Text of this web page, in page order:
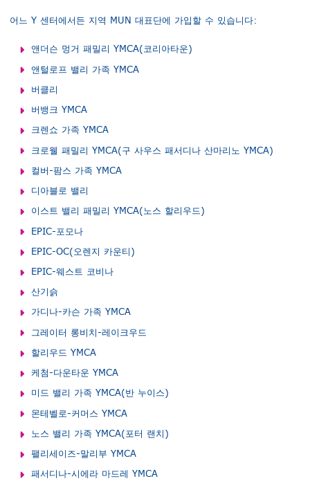
어느 Y 센터에서든 지역 MUN 대표단에 가입할 수 있습니다:
앤더슨 멍거 패밀리 YMCA(코리아타운)
앤털로프 밸리 가족 YMCA
버클리
버뱅크 YMCA
크렌쇼 가족 YMCA
크로웰 패밀리 YMCA(구 사우스 패서디나 산마리노 YMCA)
컬버-팜스 가족 YMCA
디아블로 밸리
이스트 밸리 패밀리 YMCA(노스 할리우드)
EPIC-포모나
EPIC-OC(오렌지 카운티)
EPIC-웨스트 코비나
산기슭
가디나-카슨 가족 YMCA
그레이터 롱비치-레이크우드
할리우드 YMCA
케첨-다운타운 YMCA
미드 밸리 가족 YMCA(반 누이스)
몬테벨로-커머스 YMCA
노스 밸리 가족 YMCA(포터 랜치)
팰리세이즈-말리부 YMCA
패서디나-시에라 마드레 YMCA